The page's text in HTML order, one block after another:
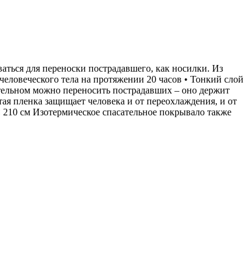
для переноски пострадавшего, как носилки. Из
тела на протяжении 20 часов • Тонкий слой
можно переносить пострадавших – оно держит
пленка защищает человека и от переохлаждения, и от
см Изотермическое спасательное покрывало также